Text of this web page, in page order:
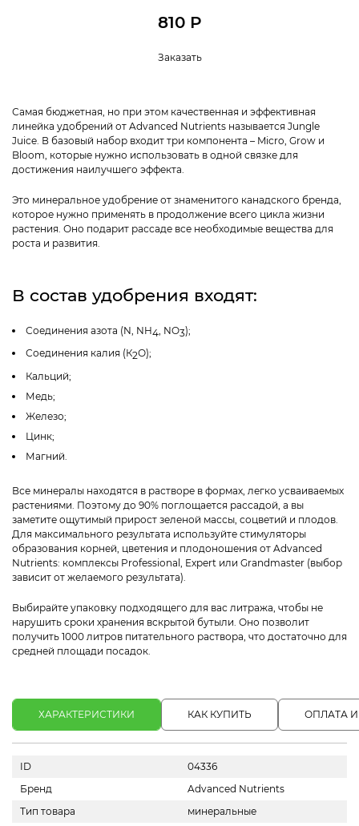
810 Р
Заказать
Самая бюджетная, но при этом качественная и эффективная
линейка удобрений от Advanced Nutrients называется Jungle
Juice. В базовый набор входит три компонента – Micro, Grow и
Bloom, которые нужно использовать в одной связке для
достижения наилучшего эффекта.
Это минеральное удобрение от знаменитого канадского бренда,
которое нужно применять в продолжение всего цикла жизни
растения. Оно подарит рассаде все необходимые вещества для
роста и развития.
В состав удобрения входят:
Соединения азота (N, NH4 , NO3);
Соединения калия (К2О);
Кальций;
Медь;
Железо;
Цинк;
Магний.
Все минералы находятся в растворе в формах, легко усваиваемых
растениями. Поэтому до 90% поглощается рассадой, а вы
заметите ощутимый прирост зеленой массы, соцветий и плодов.
Для максимального результата используйте стимуляторы
образования корней, цветения и плодоношения от Advanced
Nutrients: комплексы Professional, Expert или Grandmaster (выбор
зависит от желаемого результата).
Выбирайте упаковку подходящего для вас литража, чтобы не
нарушить сроки хранения вскрытой бутыли. Оно позволит
получить 1000 литров питательного раствора, что достаточно для
средней площади посадок.
ХАРАКТЕРИСТИКИ КАК КУПИТЬ ОПЛАТА
ID
04336
Бренд
Advanced Nutrients
Тип товара
минеральные